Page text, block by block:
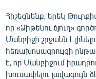
Հիշեցնենք, երեկ
որ «Ձիթենու ճյուղ»
Մանբիջի շրջանն է
հեռախոսազրույցի
է, որ Մանբիջում
խուսափելու լավագույն